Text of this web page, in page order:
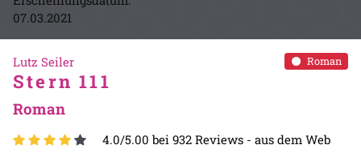
07.03.2021
Roman
Lutz Seiler
Stern 111
Roman
4.0/5.00 bei 932 Reviews - aus dem Web